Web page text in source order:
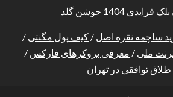
بلک فرایدی 1404 جوشن گلد
ساچمه نقره اصل / کیف پول مگنتی /
ملی / معرفی بروکرهای فارکس /
توافقی در تهران